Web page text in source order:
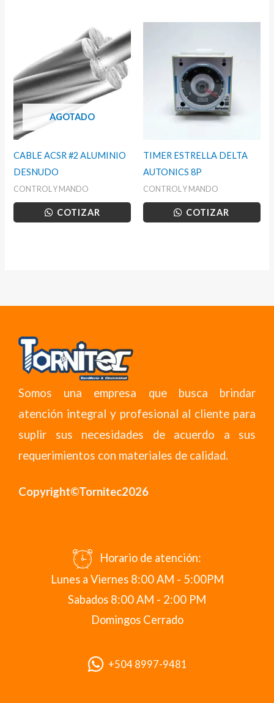
AGOTADO
CABLE ACSR #2 ALUMINIO
DESNUDO
CONTROL Y MANDO
COTIZAR
TIMER ESTRELLA DELTA
AUTONICS 8P
CONTROL Y MANDO
COTIZAR
Somos una empresa que busca brindar
atención integral y profesional al cliente para
suplir sus necesidades de acuerdo a sus
requerimientos con materiales de calidad.
Copyright©Tornitec2026
Horario de atención:
Lunes a Viernes 8:00 AM - 5:00PM
Sabados 8:00 AM - 2:00 PM
Domingos Cerrado
+504 8997-9481